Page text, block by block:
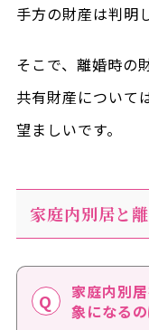
手方の財産は判明
そこで、離婚時の
共有財産について
望ましいです。
家庭内別居と
家庭内別
象になる